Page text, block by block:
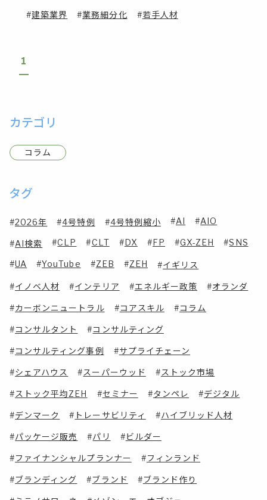
建築業界 業務細分化 若手人材
1
カテゴリ
コラム
タグ
2026年 4号特例 4号特例縮小 AI AIO
AI検索 CLP CLT DX FP GX-ZEH SNS
UA YouTube ZEB ZEH イギリス
イノベ人材 インテリア エネルギー政策 オランダ
カーボンニュートラル コアスキル コラム
コンサルタント コンサルティング
コンサルティング事例 サプライチェーン
シェアハウス スーパーウッド ストック市場
ストック平均ZEH セミナー タンペレ デジタル
デンマーク トレーサビリティ ハイブリッド人材
パッケージ販売 パリ ビルダー
ファイナンシャルプランナー フィンランド
ブランディング ブランド ブランド作り